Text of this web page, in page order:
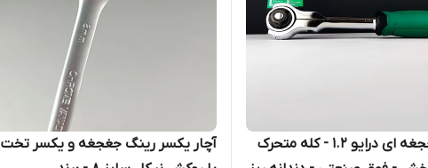
آچار جغجغه ای درایو 1.2 - کله متحرک
آچار یکسر رینگ جغجغه و یکسر تخت